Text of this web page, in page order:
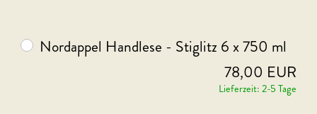
Nordappel Handlese - Stiglitz 6 x 750 ml
78,00 EUR
Lieferzeit: 2-5 Tage